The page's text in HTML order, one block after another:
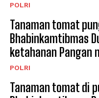
POLRI
Tanaman tomat
Bhabinkamtibmas
ketahanan Pangan
POLRI
Tanaman tomat di